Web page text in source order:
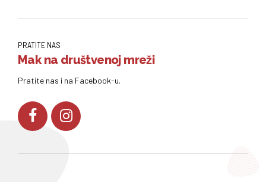
PRATITE NAS
Mak na društvenoj mreži
Pratite nas i na Facebook-u.